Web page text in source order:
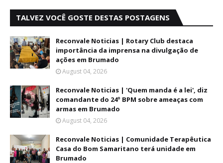
TALVEZ VOCÊ GOSTE DESTAS POSTAGENS
Reconvale Noticias | Rotary Club destaca
importância da imprensa na divulgação de
ações em Brumado
August 04, 2026
Reconvale Noticias | 'Quem manda é a lei', diz
comandante do 24º BPM sobre ameaças com
armas em Brumado
August 04, 2026
Reconvale Noticias | Comunidade Terapêutica
Casa do Bom Samaritano terá unidade em
Brumado